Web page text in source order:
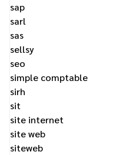
sap
sarl
sas
sellsy
seo
simple comptable
sirh
sit
site internet
site web
siteweb